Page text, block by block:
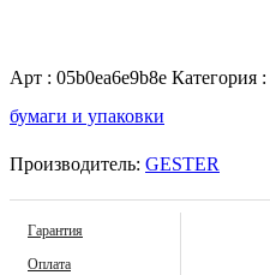
Арт : 05b0ea6e9b8e Категория :
бумаги и упаковки
Производитель: GESTER
Гарантия
Оплата